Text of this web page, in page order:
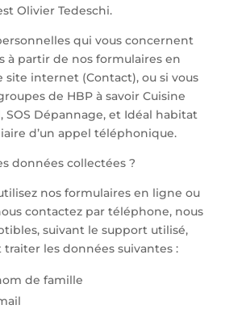
Olivier Tedeschi.
qui vous concernent
à partir de nos formulaires en
site internet (Contact), ou si vous
de HBP à savoir Cuisine
SOS Dépannage, et Idéal habitat
d’un appel téléphonique.
données collectées ?
nos formulaires en ligne ou
contactez par téléphone, nous
suivant le support utilisé,
les données suivantes :
de famille